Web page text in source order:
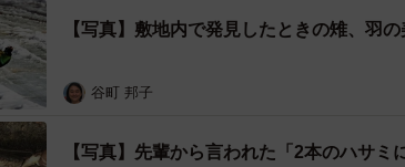
【写真】敷地内で発見したときの雉、羽
谷町 邦子
【写真】先輩から言われた「2本のハサ